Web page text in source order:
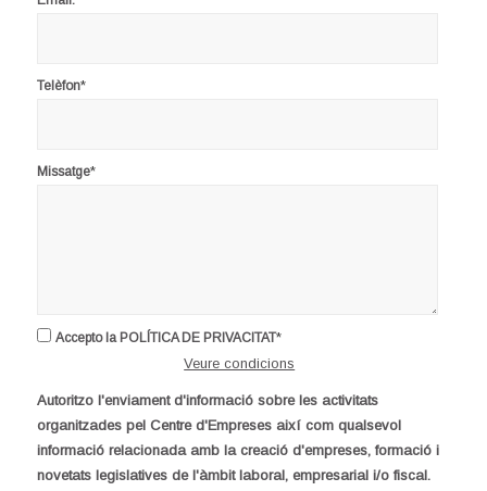
Telèfon*
Missatge*
Accepto la POLÍTICA DE PRIVACITAT*
Veure condicions
Autoritzo l'enviament d'informació sobre les activitats
organitzades pel Centre d'Empreses així com qualsevol
informació relacionada amb la creació d'empreses, formació i
novetats legislatives de l'àmbit laboral, empresarial i/o fiscal.